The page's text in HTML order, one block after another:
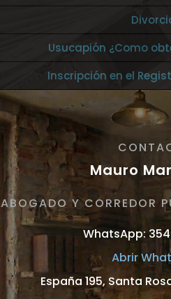
Usucapión ¿Como
Inscripción en el
Mauro
ABOGADO Y CORREDOR
WhatsApp:
Abrir
España 195, Santa